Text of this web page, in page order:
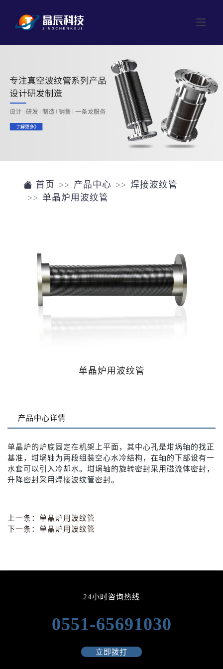
网站首页
产品中心
成型波纹管
焊接波纹管
磁流体
阀门
单晶硅片
公司介绍
新闻中心
首页 产品中心
焊接波纹管
单晶炉用波纹管
单晶炉用波纹管
产品中心详情
单晶炉的炉底固定在机架上平面，其中心孔是坩埚轴的找正
基准，坩埚轴为两段组装空心水冷结构，在轴的下部设有一
水套可以引入冷却水。坩埚轴的旋转密封采用磁流体密封，
升降密封采用焊接波纹管密封。
上一条： 单晶炉用波纹管
下一条： 单晶炉用波纹管
24小时咨询热线
0551-65691030
立即拨打